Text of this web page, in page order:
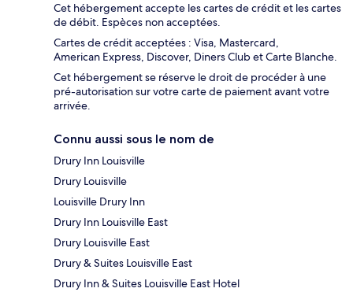
Cet hébergement accepte les cartes de crédit et les cartes
de débit. Espèces non acceptées.
Cartes de crédit acceptées : Visa, Mastercard,
American Express, Discover, Diners Club et Carte Blanche.
Cet hébergement se réserve le droit de procéder à une
pré-autorisation sur votre carte de paiement avant votre
arrivée.
Connu aussi sous le nom de
Drury Inn Louisville
Drury Louisville
Louisville Drury Inn
Drury Inn Louisville East
Drury Louisville East
Drury & Suites Louisville East
Drury Inn & Suites Louisville East Hotel